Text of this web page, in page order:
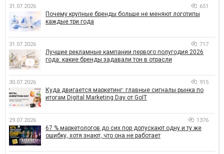
31.07.2026 651
Почему крупные бренды больше не меняют логотипы
каждые три года
31.07.2026 717
Лучшие рекламные кампании первого полугодия 2026
года: какие бренды задавали тон в отрасли
30.07.2026 915
Куда двигается маркетинг: главные сигналы рынка по
итогам Digital Marketing Day от GoIT
29.07.2026 1376
67 % маркетологов до сих пор допускают одну и ту же
ошибку, хотя знают, что она не работает